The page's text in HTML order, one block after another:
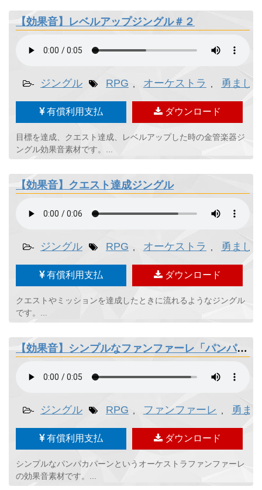
【効果音】レベルアップジングル＃２
- ジングル RPG オーケストラ 勇まし
有償利用支払 ダウンロード
目標を達成、クエスト達成、レベルアップした時の金管楽器ジ
ングル効果音素材です。...
【効果音】クエスト達成ジングル
- ジングル RPG オーケストラ 勇まし
有償利用支払 ダウンロード
クエストやミッションを達成したときに流れるようなジングル
です。...
【効果音】シンプルなファンファーレ「パンパカパーン」
- ジングル RPG ファンファーレ 勇ま
有償利用支払 ダウンロード
シンプルなパンパカパーンというオーケストラファンファーレ
の効果音素材です。...